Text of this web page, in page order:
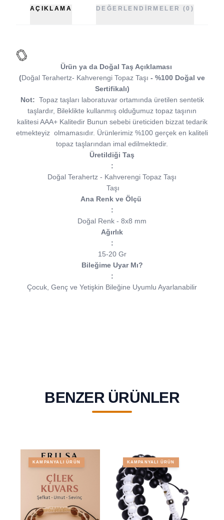
AÇIKLAMA DEĞERLENDIRMELER (0)
Ürün ya da Doğal Taş Açıklaması
(Doğal Terahertz- Kahverengi Topaz Taşı - %100 Doğal ve
Sertifikalı)
Not: Topaz taşları laboratuvar ortamında üretilen sentetik
taşlardır, Bileklikte kullanmış olduğumuz topaz taşının
kalitesi AAA+ Kalitedir Bunun sebebi üreticiden bizzat tedarik
etmekteyiz olmamasıdır. Ürünlerimiz %100 gerçek en kaliteli
topaz taşlarından imal edilmektedir.
Üretildiği Taş
:
Doğal Terahertz - Kahverengi Topaz Taşı
Taşı
Ana Renk ve Ölçü
:
Doğal Renk - 8x8 mm
Ağırlık
:
15-20 Gr
Bileğime Uyar Mı?
:
Çocuk, Genç ve Yetişkin Bileğine Uyumlu Ayarlanabilir
BENZER ÜRÜNLER
KAMPANYALI ÜRÜN KAMPANYALI ÜRÜN